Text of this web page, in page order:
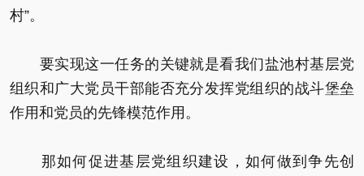
村”。
要实现这一任务的关键就是看我们盐池村基层党
组织和广大党员干部能否充分发挥党组织的战斗堡垒
作用和党员的先锋模范作用。
那如何促进基层党组织建设，如何做到争先创